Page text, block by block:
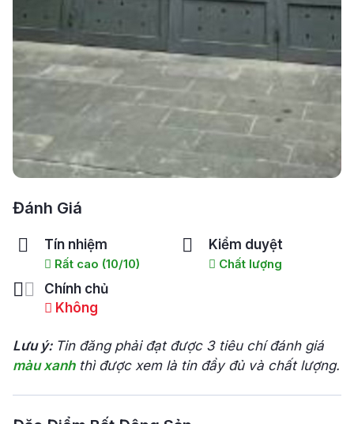
Đánh Giá
Tín nhiệm
Rất cao (10/10)
Kiểm duyệt
Chất lượng
Chính chủ
Không
Lưu ý: Tin đăng phải đạt được 3 tiêu chí đánh giá
màu xanhthì được xem là tin đầy đủ và chất lượng.